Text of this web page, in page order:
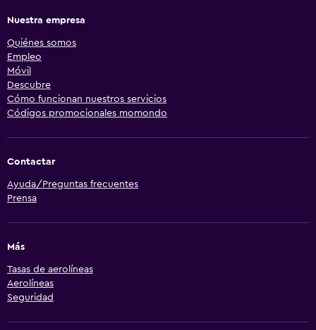
Nuestra empresa
Quiénes somos
Empleo
Móvil
Descubre
Cómo funcionan nuestros servicios
Códigos promocionales momondo
Contactar
Ayuda/Preguntas frecuentes
Prensa
Más
Tasas de aerolíneas
Aerolíneas
Seguridad